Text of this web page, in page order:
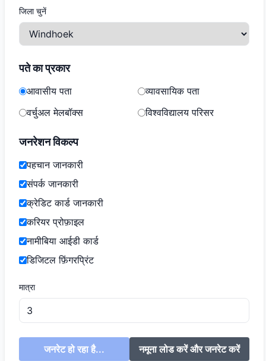
जिला चुनें
पते का प्रकार
आवासीय पता
व्यावसायिक पता
वर्चुअल मेलबॉक्स
विश्वविद्यालय परिसर
जनरेशन विकल्प
पहचान जानकारी
संपर्क जानकारी
क्रेडिट कार्ड जानकारी
करियर प्रोफ़ाइल
नामीबिया आईडी कार्ड
डिजिटल फ़िंगरप्रिंट
मात्रा
जनरेट हो रहा है... नमूना लोड करें और जनरेट करें